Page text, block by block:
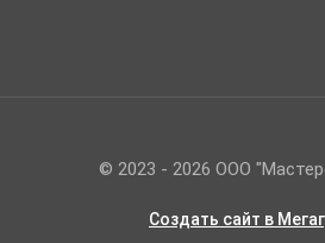
© 2023 - 2026 ООО
Создать сайт в